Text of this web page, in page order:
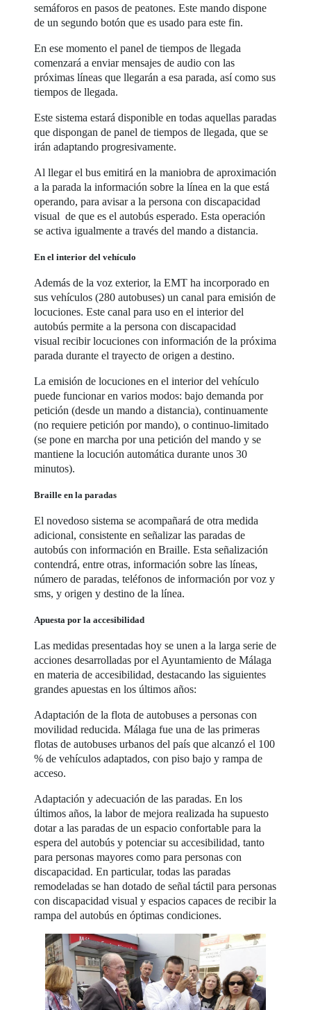
semáforos en pasos de peatones. Este mando dispone
de un segundo botón que es usado para este fin.
En ese momento el panel de tiempos de llegada
comenzará a enviar mensajes de audio con las
próximas líneas que llegarán a esa parada, así como sus
tiempos de llegada.
Este sistema estará disponible en todas aquellas paradas
que dispongan de panel de tiempos de llegada, que se
irán adaptando progresivamente.
Al llegar el bus emitirá en la maniobra de aproximación
a la parada la información sobre la línea en la que está
operando, para avisar a la persona con discapacidad
visual de que es el autobús esperado. Esta operación
se activa igualmente a través del mando a distancia.
En el interior del vehículo
Además de la voz exterior, la EMT ha incorporado en
sus vehículos (280 autobuses) un canal para emisión de
locuciones. Este canal para uso en el interior del
autobús permite a la persona con discapacidad
visual recibir locuciones con información de la próxima
parada durante el trayecto de origen a destino.
La emisión de locuciones en el interior del vehículo
puede funcionar en varios modos: bajo demanda por
petición (desde un mando a distancia), continuamente
(no requiere petición por mando), o continuo-limitado
(se pone en marcha por una petición del mando y se
mantiene la locución automática durante unos 30
minutos).
Braille en la paradas
El novedoso sistema se acompañará de otra medida
adicional, consistente en señalizar las paradas de
autobús con información en Braille. Esta señalización
contendrá, entre otras, información sobre las líneas,
número de paradas, teléfonos de información por voz y
sms, y origen y destino de la línea.
Apuesta por la accesibilidad
Las medidas presentadas hoy se unen a la larga serie de
acciones desarrolladas por el Ayuntamiento de Málaga
en materia de accesibilidad, destacando las siguientes
grandes apuestas en los últimos años:
Adaptación de la flota de autobuses a personas con
movilidad reducida. Málaga fue una de las primeras
flotas de autobuses urbanos del país que alcanzó el 100
% de vehículos adaptados, con piso bajo y rampa de
acceso.
Adaptación y adecuación de las paradas. En los
últimos años, la labor de mejora realizada ha supuesto
dotar a las paradas de un espacio confortable para la
espera del autobús y potenciar su accesibilidad, tanto
para personas mayores como para personas con
discapacidad. En particular, todas las paradas
remodeladas se han dotado de señal táctil para personas
con discapacidad visual y espacios capaces de recibir la
rampa del autobús en óptimas condiciones.